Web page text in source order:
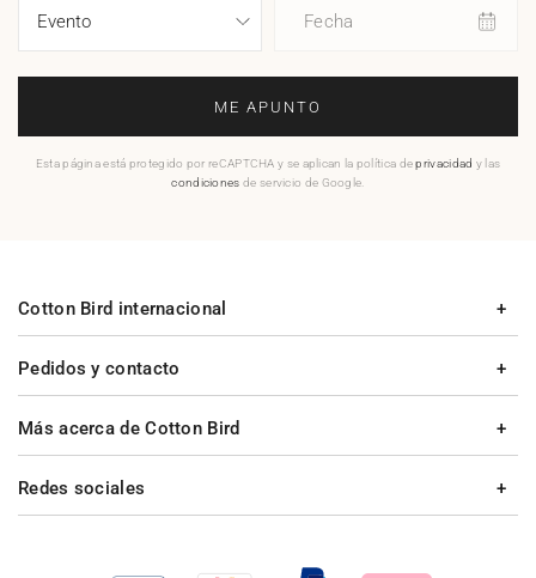
Fecha
ME APUNTO
Esta página está protegido por reCAPTCHA y se aplican la política deprivacidad y las
condiciones de servicio de Google.
Pedidos y contacto
Más acerca de Cotton Bird
Cotton Bird internacional
Redes sociales